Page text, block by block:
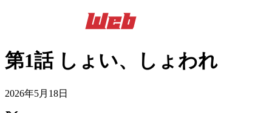
第1話 しょい、しょわれ
2026年5月18日